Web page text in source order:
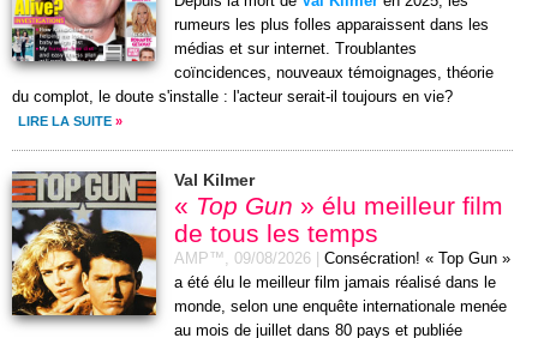
rumeurs les plus folles apparaissent dans les
médias et sur internet. Troublantes
coïncidences, nouveaux témoignages, théorie
du complot, le doute s'installe : l'acteur serait-il toujours en vie?
LIRE LA SUITE »
Val Kilmer
« Top Gun » élu meilleur film
de tous les temps
AMP™, 09/08/2026
Consécration! « Top Gun »
a été élu le meilleur film jamais réalisé dans le
monde, selon une enquête internationale menée
au mois de juillet dans 80 pays et publiée